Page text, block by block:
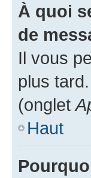
À quoi
de
Il vous
plus
(onglet
Haut